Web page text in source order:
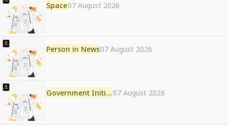
Space07 August 2026
Person in News07 August 2026
Government Initiative 07 August 2026